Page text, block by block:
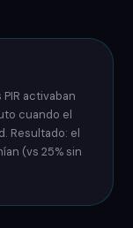
activaban
cuando el
Resultado: el
(vs 25% sin